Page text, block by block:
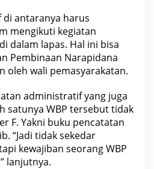
antaranya harus
mengikuti kegiatan
dalam lapas. Hal ini bisa
Pembinaan Narapidana
oleh wali pemasyarakatan.
administratif yang juga
satunya WBP tersebut tidak
F. Yakni buku pencatatan
“Jadi tidak sekedar
kewajiban seorang WBP
lanjutnya.